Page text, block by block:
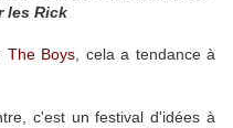
les Rick
The Boys , cela a tendance à
c'est un festival d'idées à